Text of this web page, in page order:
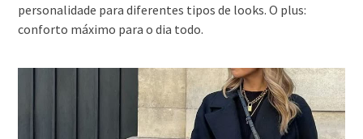
personalidade para diferentes tipos de looks. O plus:
conforto máximo para o dia todo.